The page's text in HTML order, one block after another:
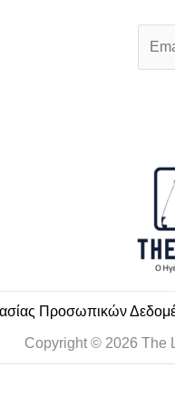
Προσωπικών
Copyright © 2026 The